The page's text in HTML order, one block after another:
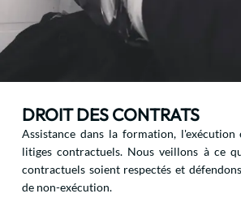
DROIT DES CONTRATS
Assistance dans la formation,
litiges contractuels. Nous veillons à ce
contractuels soient respectés et
de non-exécution.